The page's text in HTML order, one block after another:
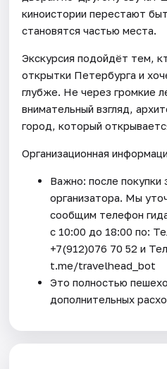
киноистории перестают
становятся частью места.
Экскурсия подойдёт тем,
открытки Петербурга и
глубже. Не через громкие
внимательный взгляд,
город, который
Организационная
Важно: после покупки
организатора. Мы
сообщим телефон
с 10:00 до 18:00 по:
+7(912)076 70 52 и
t.me/travelhead_bot
Это полностью
дополнительных